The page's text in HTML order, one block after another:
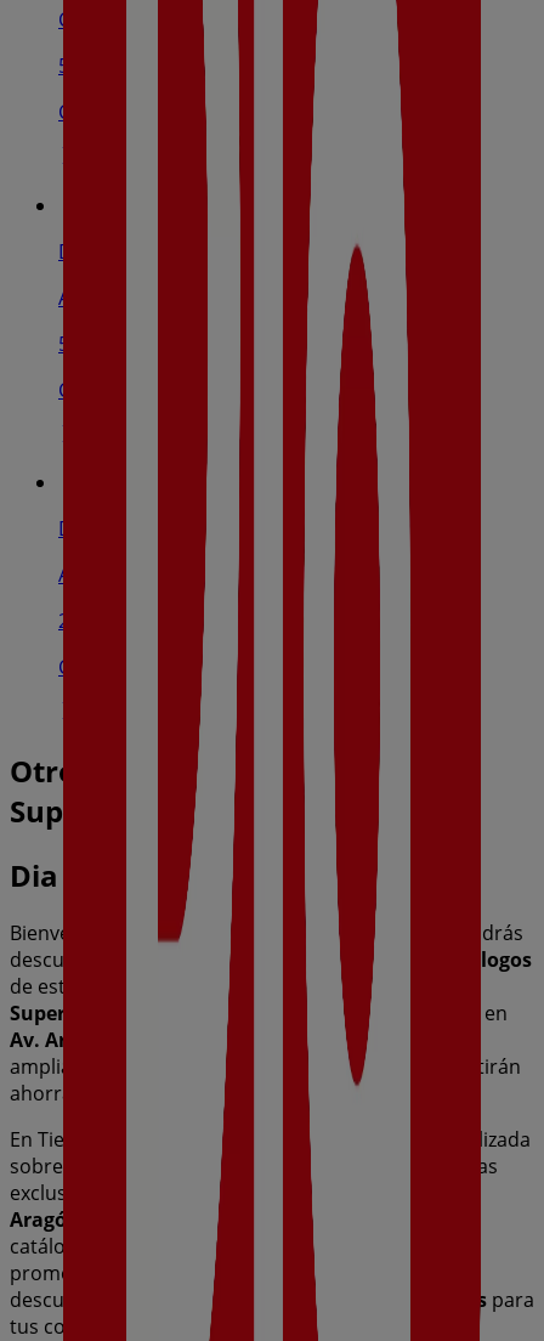
Crta. Zaragoza, 11, Alcañiz
541 m
Cerrado
Dia
Av. Aragón, 36, Alcañiz
590 m
Cerrado
Dia
Av. Joaquín Costa, 7, Caspe
21.8 km
Cerrado
Otros negocios de Hiper-
Supermercados en Alcañiz
Dia
Bienvenido a la tienda de
en Tiendeo, donde podrás
descubrir las mejores
ofertas promociones
catálogos
de esta destacada marca del sector de
Hiper-
Supermercados
. Nuestra tienda física está ubicada en
Av. Aragón, 36
, y en ella encontrarás una
amplia gama de productos de calidad que te permitirán
ahorrar durante todo el
agosto de 2026
En Tiendeo te ofrecemos toda la información actualizada
sobre
, como los horarios de apertura, las ofertas
exclusivas y la ubicación exacta de la tienda en
Aragón, 36
. Además, tendrás acceso a los últimos
catálogos de
, donde podrás descubrir las
promociones más recientes y aprovechar grandes
descuentos en productos de
Hiper-Supermercados para
tus compras en
Alcañiz